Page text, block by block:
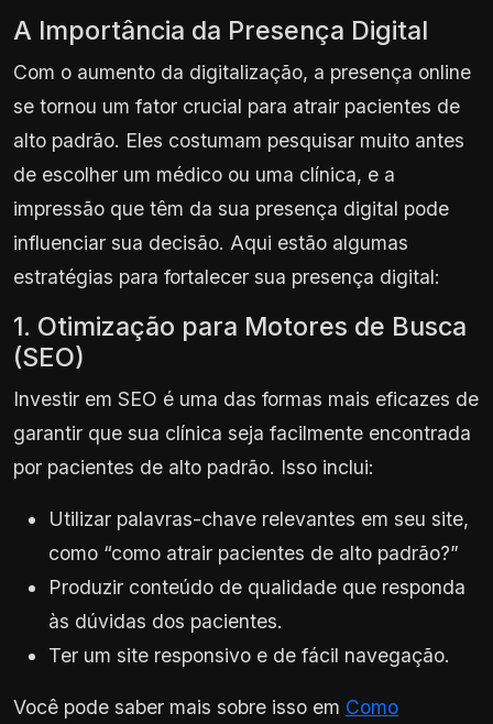
A Importância da Presença Digital
Com o aumento da digitalização, a presença online
se tornou um fator crucial para atrair pacientes de
alto padrão. Eles costumam pesquisar muito antes
de escolher um médico ou uma clínica, e a
impressão que têm da sua presença digital pode
influenciar sua decisão. Aqui estão algumas
estratégias para fortalecer sua presença digital:
1. Otimização para Motores de Busca
(SEO)
Investir em SEO é uma das formas mais eficazes de
garantir que sua clínica seja facilmente encontrada
por pacientes de alto padrão. Isso inclui:
Utilizar palavras-chave relevantes em seu site,
como “como atrair pacientes de alto padrão?”
Produzir conteúdo de qualidade que responda
às dúvidas dos pacientes.
Ter um site responsivo e de fácil navegação.
Você pode saber mais sobre isso em Como